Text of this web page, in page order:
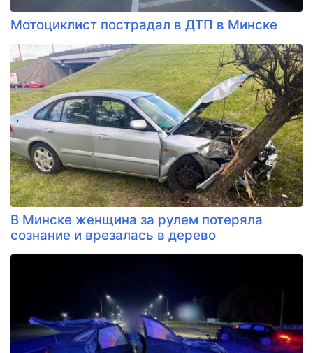
Мотоциклист пострадал в ДТП в Минске
В Минске женщина за рулем потеряла
сознание и врезалась в дерево